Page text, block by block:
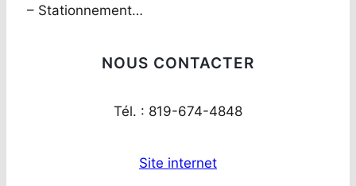
– Stationnement…
NOUS CONTACTER
Tél. : 819-674-4848
Site internet